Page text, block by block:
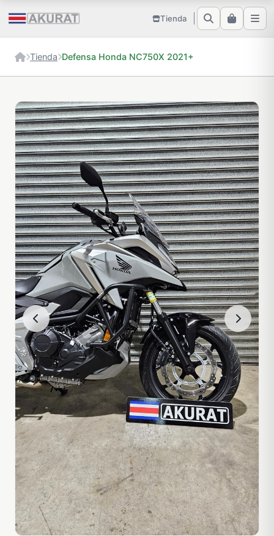
Tienda
Tienda Defensa Honda NC750X 2021+